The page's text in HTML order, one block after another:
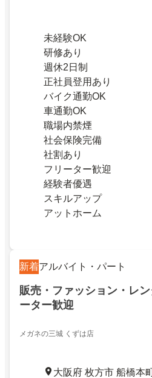
未経験OK
研修あり
週休2日制
正社員登用あり
バイク通勤OK
車通勤OK
職場内禁煙
社会保険完備
社割あり
フリーター歓迎
経験者優遇
スキルアップ
アットホーム
新着アルバイト・パート
販売・ファッション・レ
ーター歓迎
メガネの三城 くずは店
大阪府 枚方市 船橋本